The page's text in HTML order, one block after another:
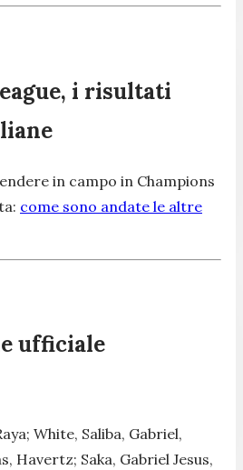
i risultati
in campo in Champions
come sono andate le altre
ufficiale
White, Saliba, Gabriel,
Havertz; Saka, Gabriel Jesus,